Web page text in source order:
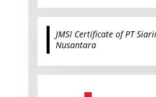
r
c
r
JMSI Certificate of PT
Nusantara